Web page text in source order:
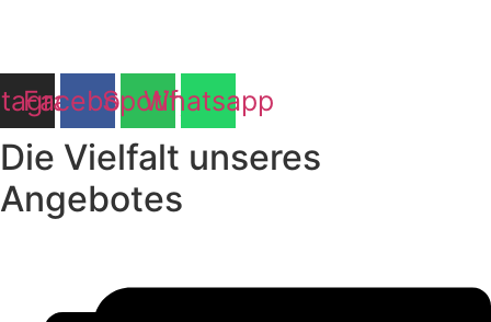
Facebook
Spotify
Whatsapp
Die Vielfalt unseres
Angebotes